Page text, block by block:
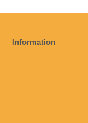
Information